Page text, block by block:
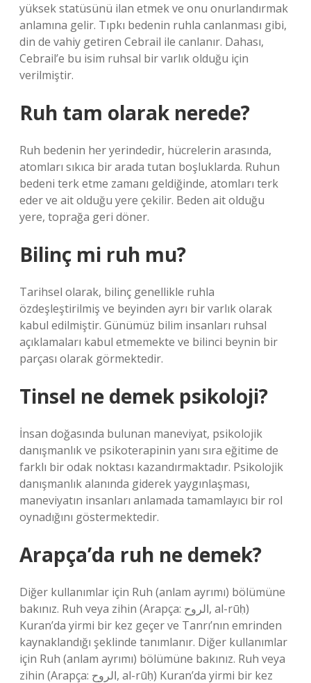
yüksek statüsünü ilan etmek ve onu onurlandırmak
anlamına gelir. Tıpkı bedenin ruhla canlanması gibi,
din de vahiy getiren Cebrail ile canlanır. Dahası,
Cebrail’e bu isim ruhsal bir varlık olduğu için
verilmiştir.
Ruh tam olarak nerede?
Ruh bedenin her yerindedir, hücrelerin arasında,
atomları sıkıca bir arada tutan boşluklarda. Ruhun
bedeni terk etme zamanı geldiğinde, atomları terk
eder ve ait olduğu yere çekilir. Beden ait olduğu
yere, toprağa geri döner.
Bilinç mi ruh mu?
Tarihsel olarak, bilinç genellikle ruhla
özdeşleştirilmiş ve beyinden ayrı bir varlık olarak
kabul edilmiştir. Günümüz bilim insanları ruhsal
açıklamaları kabul etmemekte ve bilinci beynin bir
parçası olarak görmektedir.
Tinsel ne demek psikoloji?
İnsan doğasında bulunan maneviyat, psikolojik
danışmanlık ve psikoterapinin yanı sıra eğitime de
farklı bir odak noktası kazandırmaktadır. Psikolojik
danışmanlık alanında giderek yaygınlaşması,
maneviyatın insanları anlamada tamamlayıcı bir rol
oynadığını göstermektedir.
Arapça’da ruh ne demek?
Diğer kullanımlar için Ruh (anlam ayrımı) bölümüne
bakınız. Ruh veya zihin (Arapça: الروح‎, al-rūḥ)
Kuran’da yirmi bir kez geçer ve Tanrı’nın emrinden
kaynaklandığı şeklinde tanımlanır. Diğer kullanımlar
için Ruh (anlam ayrımı) bölümüne bakınız. Ruh veya
zihin (Arapça: الروح, al-rūḥ) Kuran’da yirmi bir kez